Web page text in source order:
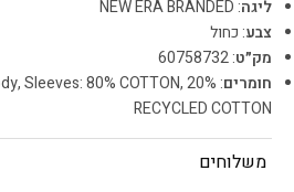
ליגה: NEW ERA BRANDED
צבע: כחול
מק״ט: 60758732
חומרים Sleeves: 80% COTTON, 20%
RECYCLED COTTON
משלוחים